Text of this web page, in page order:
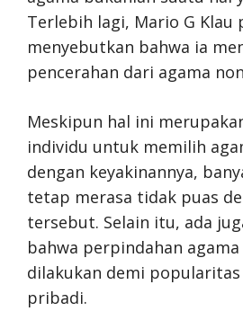
Terlebih lagi, Mario G Klau
menyebutkan bahwa ia
pencerahan dari agama
Meskipun hal ini
individu untuk memilih
dengan keyakinannya,
tetap merasa tidak puas
tersebut. Selain itu, ada
bahwa perpindahan
dilakukan demi
pribadi.